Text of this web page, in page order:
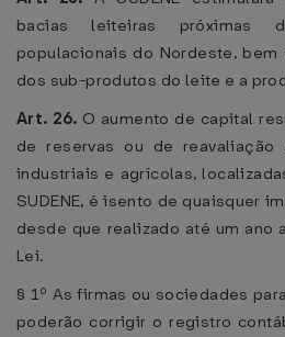
bacias leiteiras próximas
populacionais do Nordeste,
dos sub-produtos do leite e a
Art. 26. O aumento de capital
de reservas ou de
industriais e agrícolas,
SUDENE, é isento de quaisquer
desde que realizado até um ano
Lei.
§ 1º As firmas ou sociedades
poderão corrigir o registro